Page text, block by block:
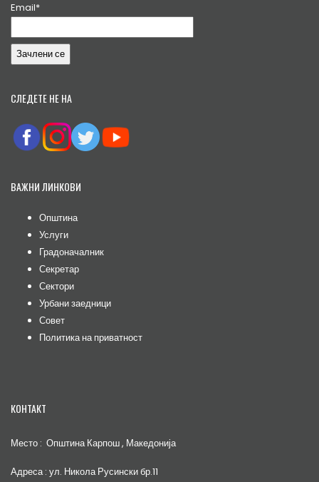
Email*
СЛЕДЕТЕ НЕ НА
ВАЖНИ ЛИНКОВИ
Општина
Услуги
Градоначалник
Секретар
Сектори
Урбани заедници
Совет
Политика на приватност
КОНТАКТ
Место : Општина Карпош , Македонија
Адреса : ул. Никола Русински бр.11